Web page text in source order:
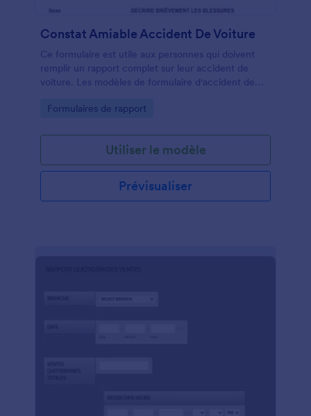
Constat Amiable Accident De Voiture
Ce formulaire est utile aux personnes qui doivent
remplir un rapport complet sur leur accident de
voiture. Les modèles de formulaire d'accident de
contiennent des questions prédéfinies prêtes à être
d'accident de voiture, vous pourrez recueillir toutes
les informations dont vous avez besoin. Ce modèle
de formulaire d'accident de voiture est un excellent
point de départ pour les organisations qui ont besoin
d'un formulaire de haute qualité rapidement.
Go to Category:
Formulaires de rapport
Utiliser le modèle
Prévisualiser